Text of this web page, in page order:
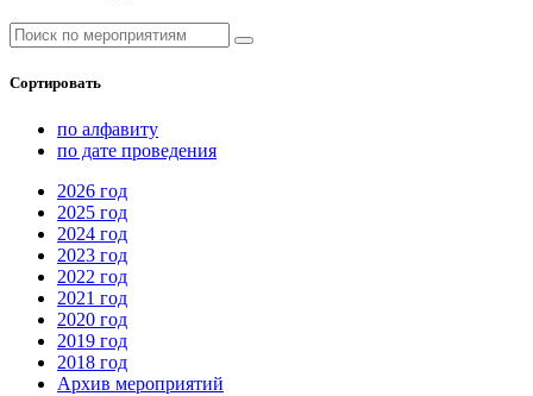
Сортировать
по алфавиту
по дате проведения
2026 год
2025 год
2024 год
2023 год
2022 год
2021 год
2020 год
2019 год
2018 год
Архив мероприятий